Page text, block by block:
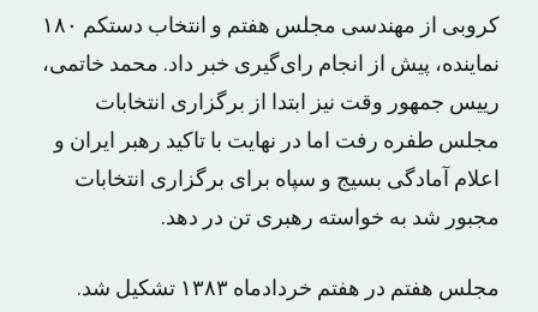
کروبی از مهندسی مجلس هفتم و انتخاب دستکم ۱۸۰
نماینده، پیش از انجام رای‌گیری خبر داد. محمد خاتمی،
رییس جمهور وقت نیز ابتدا از برگزاری انتخابات
مجلس طفره رفت اما در ‌‌نهایت با تاکید رهبر ایران و
اعلام آمادگی بسیج و سپاه برای برگزاری انتخابات
مجبور شد به خواسته‌ رهبری تن در دهد.
مجلس هفتم در هفتم خردادماه ۱۳۸۳ تشکیل شد.